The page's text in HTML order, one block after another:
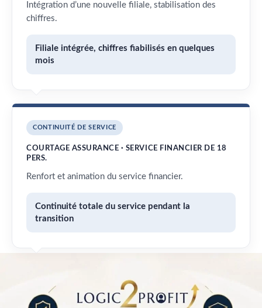
Intégration d’une nouvelle filiale, stabilisation des
chiffres.
Filiale intégrée, chiffres fiabilisés en quelques
mois
CONTINUITÉ DE SERVICE
COURTAGE ASSURANCE · SERVICE FINANCIER DE 18
PERS.
Renfort et animation du service financier.
Continuité totale du service pendant la
transition